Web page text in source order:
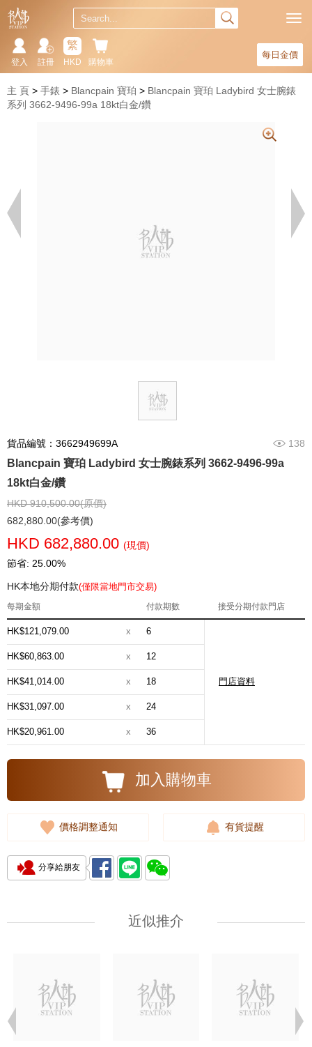
每日金價
購物車
繁
HKD
註冊
登入
主 頁 手錶 Blancpain 寶珀
Blancpain 寶珀 Ladybird 女士腕錶
系列 3662-9496-99a 18kt白金/鑽
貨品編號：3662949699A 138
Blancpain 寶珀 Ladybird 女士腕錶系列 3662-9496-99a
18kt白金/鑽
HKD 910,500.00(原價)
682,880.00(參考價)
HKD 682,880.00 (現價)
節省: 25.00%
HK本地分期付款(僅限當地門市交易)
每期金額 付款期數 接受分期付款門店
HK$121,079.00 x 6
門店資料
HK$60,863.00 x 12
HK$41,014.00 x 18
HK$31,097.00 x 24
HK$20,961.00 x 36
加入購物車
價格調整通知 有貨提醒
分享給朋友
近似推介